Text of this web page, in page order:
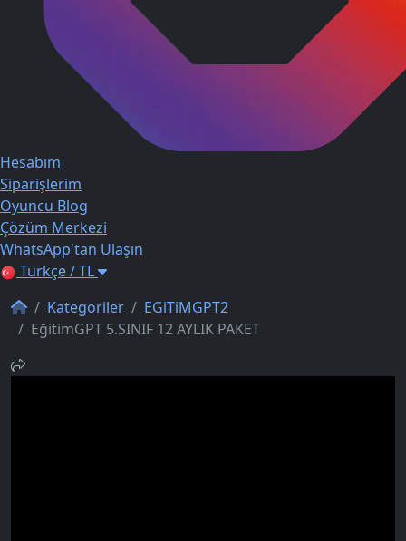
Hesabım
Siparişlerim
Oyuncu Blog
Çözüm Merkezi
WhatsApp'tan Ulaşın
Türkçe / TL
Kategoriler
EGiTiMGPT2
EğitimGPT 5.SINIF 12 AYLIK PAKET